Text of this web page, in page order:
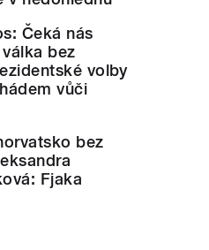
Čeká nás
bez
volby
vůči
bez
Fjaka